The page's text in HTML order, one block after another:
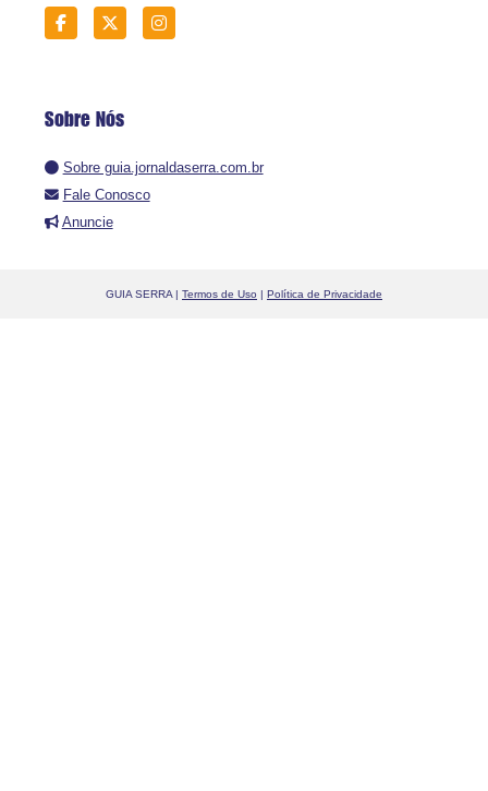
Sobre Nós
Sobre guia.jornaldaserra.com.br
Fale Conosco
Anuncie
GUIA SERRA | Termos de Uso | Política de Privacidade